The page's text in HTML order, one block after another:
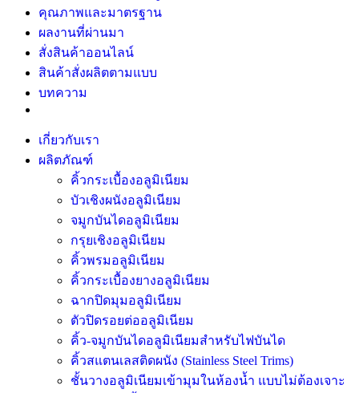
คุณภาพและมาตรฐาน
ผลงานที่ผ่านมา
สั่งสินค้าออนไลน์
สินค้าสั่งผลิตตามแบบ
บทความ
เกี่ยวกับเรา
ผลิตภัณฑ์
คิ้วกระเบื้องอลูมิเนียม
บัวเชิงผนังอลูมิเนียม
จมูกบันไดอลูมิเนียม
กรุยเชิงอลูมิเนียม
คิ้วพรมอลูมิเนียม
คิ้วกระเบื้องยางอลูมิเนียม
ฉากปิดมุมอลูมิเนียม
ตัวปิดรอยต่ออลูมิเนียม
คิ้ว-จมูกบันไดอลูมิเนียมสำหรับไฟบันได
คิ้วสแตนเลสติดผนัง (Stainless Steel Trims)
ชั้นวางอลูมิเนียมเข้ามุมในห้องน้ำ แบบไม่ต้องเจาะ